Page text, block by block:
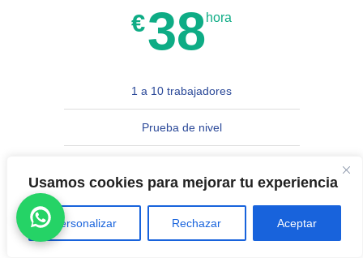
Usamos cookies para mejorar tu experiencia
Personalizar Rechazar Aceptar
€38hora
1 a 10 trabajadores
Prueba de nivel
Necesidades específicas